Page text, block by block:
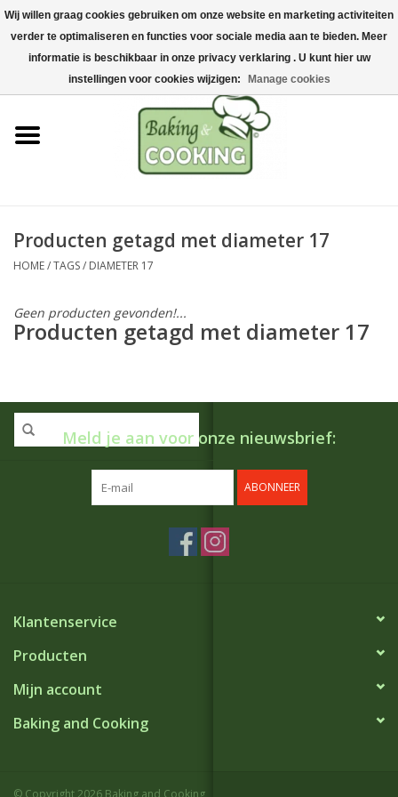
Home
Bak-& kookgerei
Machines & onderdelen
Chocolade & ijsbereiding
Hygiëne & opslag
Grondstoffen & Presentatie
Producten getagd met diameter 17
HOME/TAGS/ DIAMETER 17
Geen producten gevonden!...
Producten getagd met diameter 17
Meld je aan voor onze nieuwsbrief:
ABONNEER
Klantenservice
Producten
Mijn account
Baking and Cooking
© Copyright 2026 Baking and Cooking
Wij willen graag cookies gebruiken om onze website en marketing activiteiten
verder te optimaliseren en functies voor sociale media aan te bieden. Meer
informatie is beschikbaar in onze privacy verklaring . U kunt hier uw
instellingen voor cookies wijzigen:
Manage cookies